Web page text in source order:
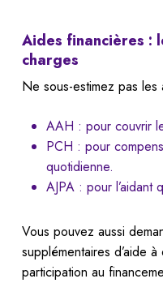
Aides financières :
charges
Ne sous-estimez pas
AAH : pour couvrir
PCH : pour
quotidienne.
AJPA : pour l’aidant
Vous pouvez aussi
supplémentaires d’aide
participation au